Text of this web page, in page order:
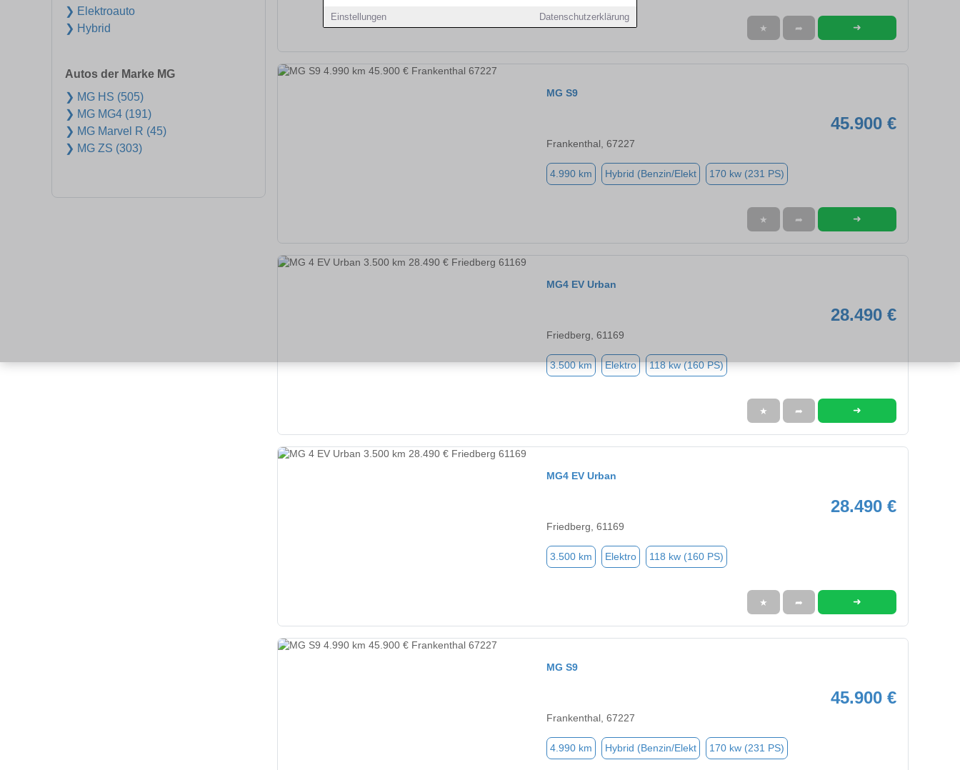
Einstellungen Datenschutzerklärung
❯ Elektroauto
❯ Hybrid
Autos der Marke MG
❯ MG HS (505)
❯ MG MG4 (191)
❯ MG Marvel R (45)
❯ MG ZS (303)
★ ➦ ➜
MG S9
45.900 €
Frankenthal, 67227
4.990 km Hybrid (Benzin/Elekt 170 kw (231 PS)
★ ➦ ➜
MG4 EV Urban
28.490 €
Friedberg, 61169
3.500 km Elektro 118 kw (160 PS)
★ ➦ ➜
MG4 EV Urban
28.490 €
Friedberg, 61169
3.500 km Elektro 118 kw (160 PS)
★ ➦ ➜
MG S9
45.900 €
Frankenthal, 67227
4.990 km Hybrid (Benzin/Elekt 170 kw (231 PS)